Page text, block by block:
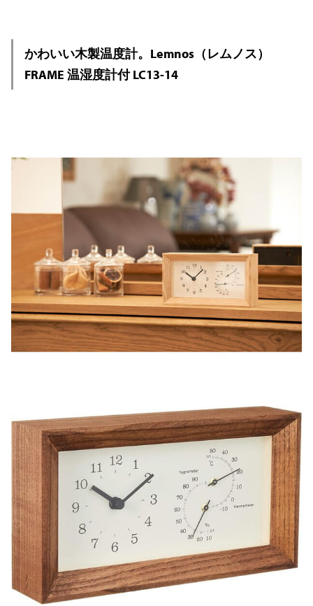
かわいい木製温度計。Lemnos（レムノス）
FRAME 温湿度計付 LC13-14